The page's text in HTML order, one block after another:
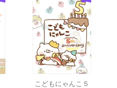
こどもにゃんこ５